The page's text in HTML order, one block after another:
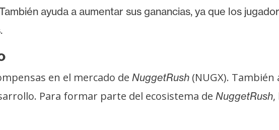
ayuda a aumentar sus ganancias, ya que los
en el mercado de NuggetRush (NUGX).
Para formar parte del ecosistema de NuggetRush,